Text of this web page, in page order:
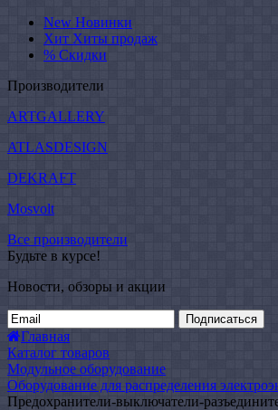
New Новинки
Хит Хиты продаж
% Скидки
Производители
ARTGALLERY
ATLASDESIGN
DEKRAFT
Mosvolt
Все производители
Будьте в курсе!
Новости, обзоры и акции
Подписаться
Главная
Каталог товаров
Модульное оборудование
Оборудование для распределения
Предохранители-выключатели-